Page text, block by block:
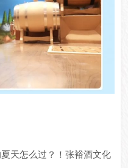
天怎么过？！张裕酒文化